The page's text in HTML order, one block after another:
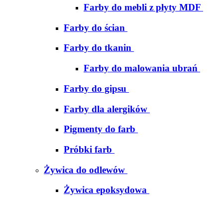
Farby do mebli z płyty MDF
Farby do ścian
Farby do tkanin
Farby do malowania ubrań
Farby do gipsu
Farby dla alergików
Pigmenty do farb
Próbki farb
Żywica do odlewów
Żywica epoksydowa